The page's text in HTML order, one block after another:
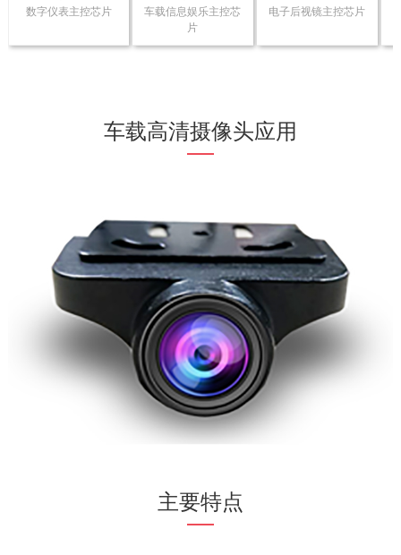
数字仪表主控芯片
车载信息娱乐主控芯
片
电子后视镜主控芯片
车载高清摄像头应用
主要特点